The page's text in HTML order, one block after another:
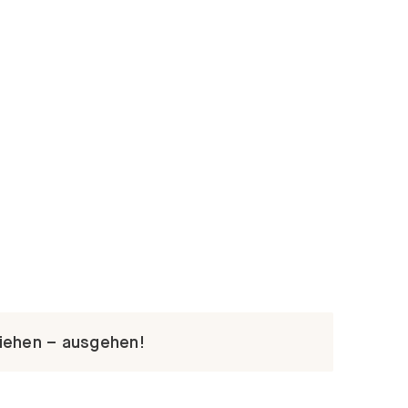
– ausgehen!